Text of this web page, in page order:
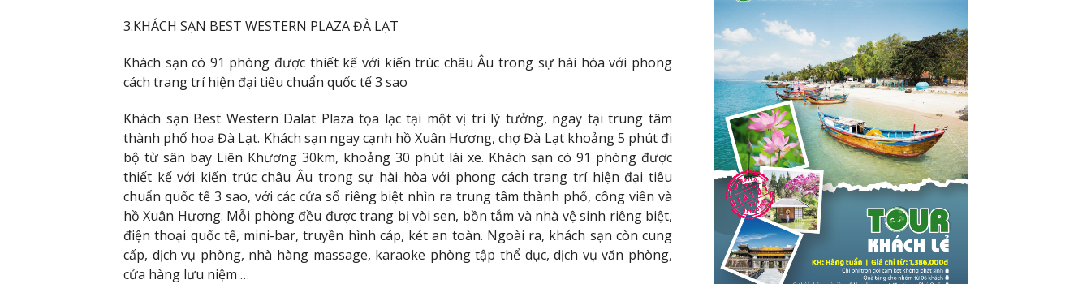
3.KHÁCH SẠN BEST WESTERN PLAZA ĐÀ LẠT
Khách sạn có 91 phòng được thiết kế với kiến ​​trúc châu Âu trong sự hài hòa với phong
cách trang trí hiện đại tiêu chuẩn quốc tế 3 sao
Khách sạn Best Western Dalat Plaza tọa lạc tại một vị trí lý tưởng, ngay tại trung tâm
thành phố hoa Đà Lạt. Khách sạn ngay cạnh hồ Xuân Hương, chợ Đà Lạt khoảng 5 phút đi
bộ từ sân bay Liên Khương 30km, khoảng 30 phút lái xe. Khách sạn có 91 phòng được
thiết kế với kiến ​​trúc châu Âu trong sự hài hòa với phong cách trang trí hiện đại tiêu
chuẩn quốc tế 3 sao, với các cửa sổ riêng biệt nhìn ra trung tâm thành phố, công viên và
hồ Xuân Hương. Mỗi phòng đều được trang bị vòi sen, bồn tắm và nhà vệ sinh riêng biệt,
điện thoại quốc tế, mini-bar, truyền hình cáp, két an toàn. Ngoài ra, khách sạn còn cung
cấp, dịch vụ phòng, nhà hàng massage, karaoke phòng tập thể dục, dịch vụ văn phòng,
cửa hàng lưu niệm …